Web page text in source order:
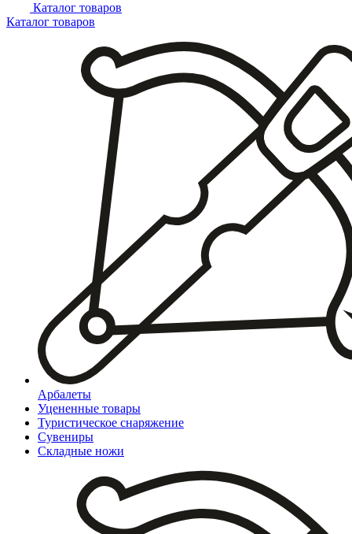
Каталог товаров
Каталог товаров
Арбалеты
Уцененные товары
Туристическое снаряжение
Сувениры
Складные ножи